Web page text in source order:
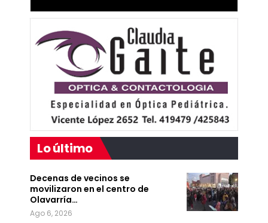
Lo último
Decenas de vecinos se
movilizaron en el centro de
Olavarría…
Ago 6, 2026